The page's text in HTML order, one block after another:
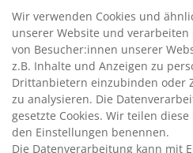
HANDPUMPEN FÜR BENZIN
>
HANDPUMPEN FÜR ÖLE
>
TANKANLAGEN
>
ADBLUE® BETANKUNG
INFORMATIONEN
Wir verwenden Cookies und
unserer Website und verarbeiten
von Besucher:innen unserer
z.B. Inhalte und Anzeigen zu
Drittanbietern einzubinden oder
zu analysieren. Die
gesetzte Cookies. Wir teilen
den Einstellungen benennen.
Die Datenverarbeitung kann mit